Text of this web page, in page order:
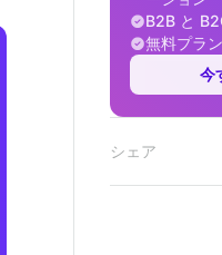
B2B と
無料プラ
今
シェア